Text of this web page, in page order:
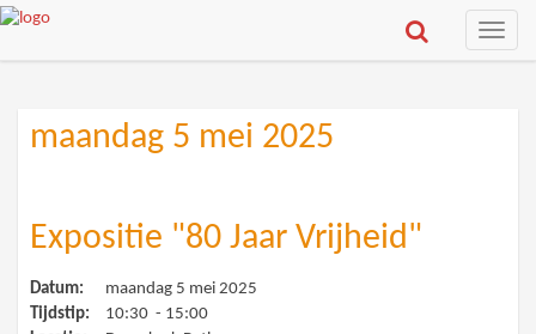
Toggle
maandag 5 mei 2025
Expositie "80 Jaar Vrijheid"
Datum:
maandag 5 mei 2025
Tijdstip:
10:30 - 15:00